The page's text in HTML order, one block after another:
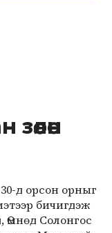
д орсон орныг
бичигдэж
Өмнөд Солонгос